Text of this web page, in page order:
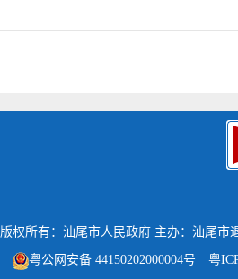
版权所有：汕尾市人民政府 主办：汕尾市
粤公网安备 44150202000004号 粤